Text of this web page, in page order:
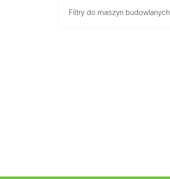
Filtry do maszyn budowlanych